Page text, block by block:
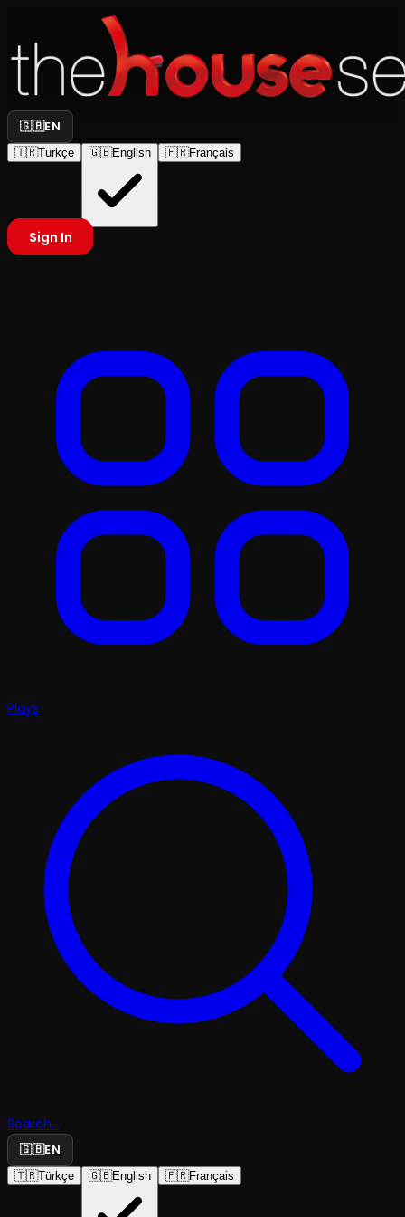
🇬🇧EN
🇹🇷Türkçe 🇬🇧English 🇫🇷Français
Sign In
Plays
Search...
🇬🇧EN
🇹🇷Türkçe 🇬🇧English 🇫🇷Français